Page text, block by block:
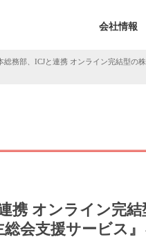
会社情報
総務部、ICJと連携 オンライン完結型の
携 オンライン完
総会支援サービス